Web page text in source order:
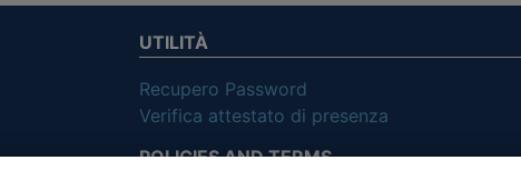
UTILITÀ
Recupero Password
Verifica attestato di presenza
POLICIES AND TERMS